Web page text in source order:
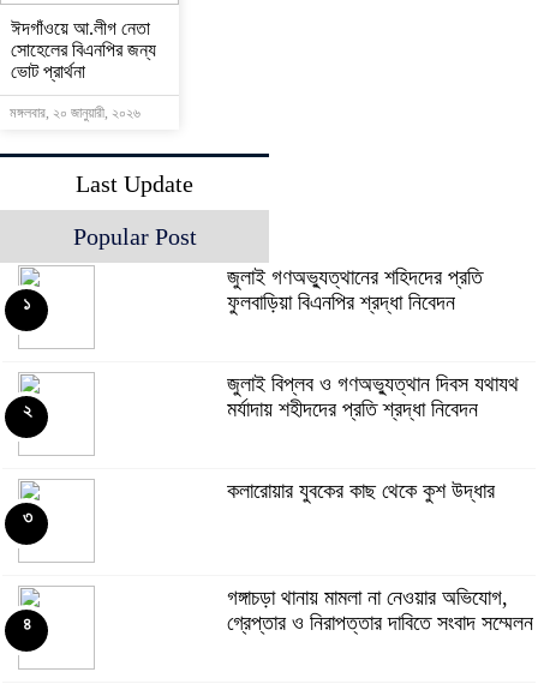
ঈদগাঁওয়ে আ.লীগ নেতা
সোহেলের বিএনপির জন্য
ভোট প্রার্থনা
মঙ্গলবার, ২০ জানুয়ারী, ২০২৬
Last Update
Popular Post
জুলাই গণঅভ্যুত্থানের শহিদদের প্রতি
ফুলবাড়িয়া বিএনপির শ্রদ্ধা নিবেদন
১
জুলাই বিপ্লব ও গণঅভ্যুত্থান দিবস যথাযথ
মর্যাদায় শহীদদের প্রতি শ্রদ্ধা নিবেদন
২
কলারোয়ার যুবকের কাছ থেকে কুশ উদ্ধার
৩
গঙ্গাচড়া থানায় মামলা না নেওয়ার অভিযোগ,
গ্রেপ্তার ও নিরাপত্তার দাবিতে সংবাদ সম্মেলন
৪